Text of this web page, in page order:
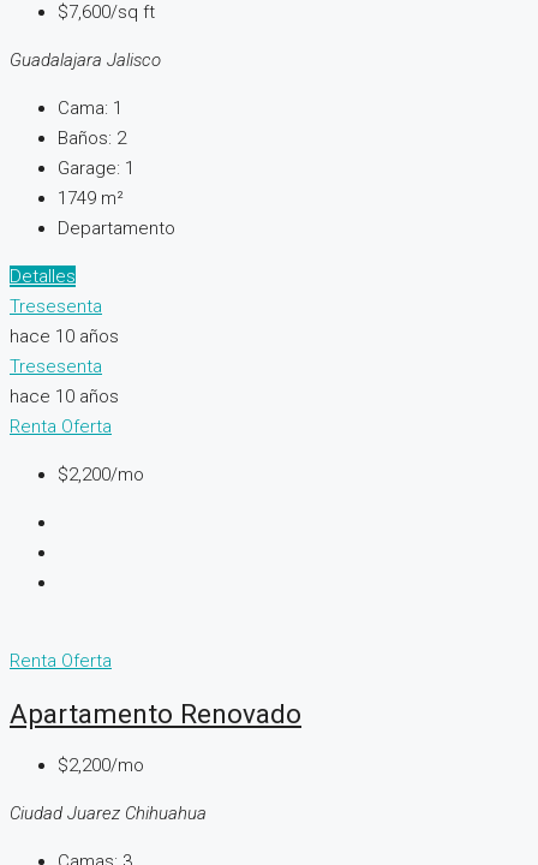
$7,600/sq ft
Guadalajara Jalisco
Cama: 1
Baños: 2
Garage: 1
1749 m²
Departamento
Detalles
Tresesenta
hace 10 años
Tresesenta
hace 10 años
Renta Oferta
$2,200/mo
Renta Oferta
Apartamento Renovado
$2,200/mo
Ciudad Juarez Chihuahua